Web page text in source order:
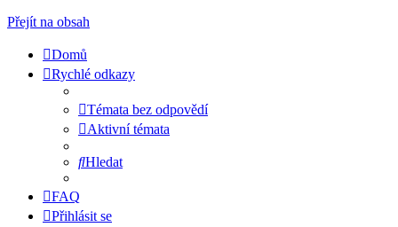
Přejít na obsah
Domů
Rychlé odkazy
Témata bez odpovědí
Aktivní témata
Hledat
FAQ
Přihlásit se